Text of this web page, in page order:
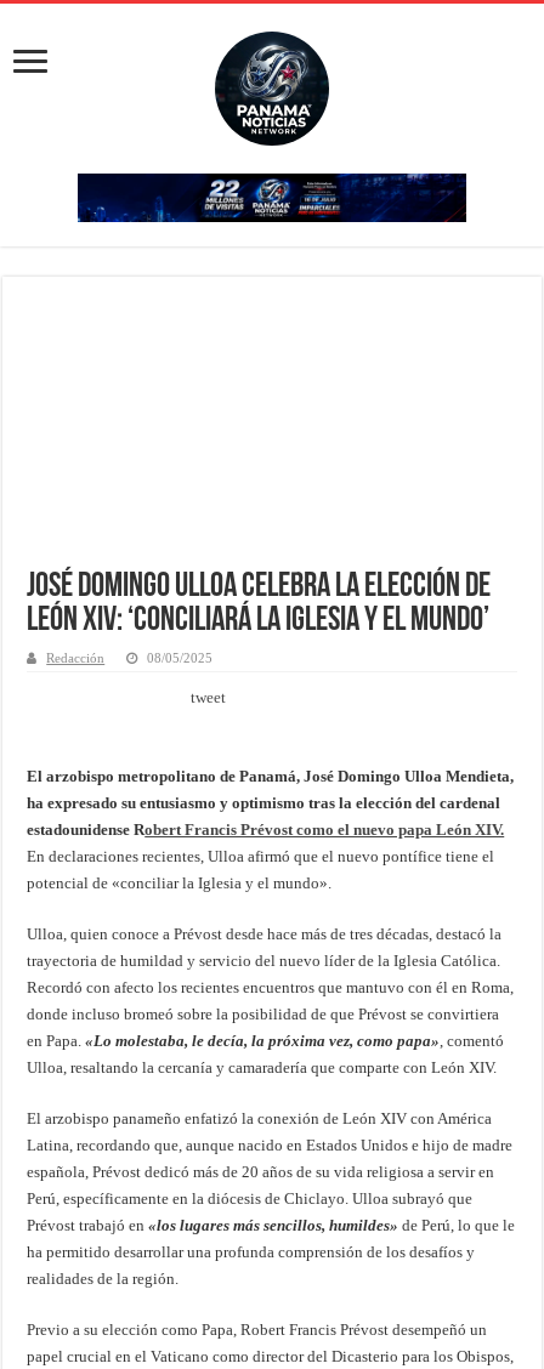
José Domingo Ulloa celebra la elección de
León XIV: ‘Conciliará la Iglesia y el mundo’
Redacción 08/05/2025
tweet
El arzobispo metropolitano de Panamá, José Domingo Ulloa Mendieta,
ha expresado su entusiasmo y optimismo tras la elección del cardenal
estadounidense Robert Francis Prévost como el nuevo papa León XIV.
En declaraciones recientes, Ulloa afirmó que el nuevo pontífice tiene el
potencial de «conciliar la Iglesia y el mundo».
Ulloa, quien conoce a Prévost desde hace más de tres décadas, destacó la
trayectoria de humildad y servicio del nuevo líder de la Iglesia Católica.
Recordó con afecto los recientes encuentros que mantuvo con él en Roma,
donde incluso bromeó sobre la posibilidad de que Prévost se convirtiera
en Papa.«Lo molestaba, le decía, la próxima vez, como papa», comentó
Ulloa, resaltando la cercanía y camaradería que comparte con León XIV.
El arzobispo panameño enfatizó la conexión de León XIV con América
Latina, recordando que, aunque nacido en Estados Unidos e hijo de madre
española, Prévost dedicó más de 20 años de su vida religiosa a servir en
Perú, específicamente en la diócesis de Chiclayo. Ulloa subrayó que
Prévost trabajó en«los lugares más sencillos, humildes» de Perú, lo que le
ha permitido desarrollar una profunda comprensión de los desafíos y
realidades de la región.
Previo a su elección como Papa, Robert Francis Prévost desempeñó un
papel crucial en el Vaticano como director del Dicasterio para los Obispos,